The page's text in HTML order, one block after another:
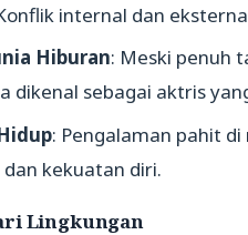
internal dan
Hiburan: Meski penuh
dikenal sebagai aktris
: Pengalaman pahit
kekuatan diri.
Lingkungan